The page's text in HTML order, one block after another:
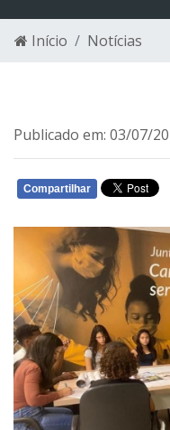
Início Notícias
Publicado em: 03/07/
Compartilhar